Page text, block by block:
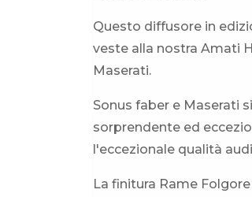
Questo diffusore in
veste alla nostra Amati
Maserati.
Sonus faber e Maserati
sorprendente ed
l'eccezionale qualità
La finitura Rame